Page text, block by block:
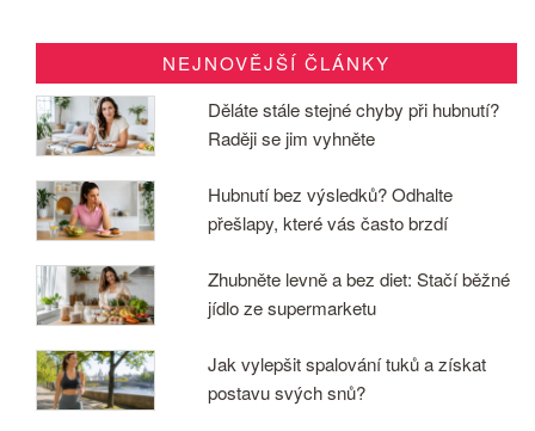
NEJNOVĚJŠÍ ČLÁNKY
Děláte stále stejné chyby při hubnutí?
Raději se jim vyhněte
Hubnutí bez výsledků? Odhalte
přešlapy, které vás často brzdí
Zhubněte levně a bez diet: Stačí běžné
jídlo ze supermarketu
Jak vylepšit spalování tuků a získat
postavu svých snů?